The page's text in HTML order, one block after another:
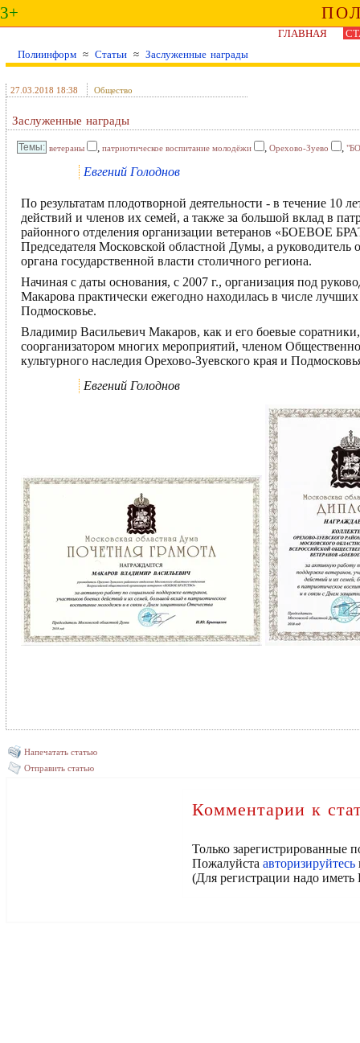
3+
ГЛАВНАЯ
Полиинформ ≈ Статьи ≈ Заслуженные награды
27.03.2018 18:38 Общество
Заслуженные награды
ветераны , патриотическое воспитание молодёжи , Орехово-Зуево ,
Евгений Голоднов
По результатам плодотворной деятельности - в течение 10
действий и членов их семей, а также за большой вклад в
районного отделения организации ветеранов «БОЕВОЕ
Председателя Московской областной Думы, а
органа государственной власти столичного региона.
Начиная с даты основания, с 2007 г., организация под
Макарова практически ежегодно находилась в числе
Подмосковье.
Владимир Васильевич Макаров, как и его боевые
соорганизатором многих мероприятий, членом
культурного наследия Орехово-Зуевского края и
Евгений Голоднов
Напечатать статью
Отправить статью
Комментарии к
Только зарегистрированные
Пожалуйста авторизируйтесь
(Для регистрации надо